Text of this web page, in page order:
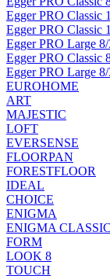
Egger PRO Classic
Egger PRO Classic
Egger PRO Large
Egger PRO Classic
Egger PRO Large
EUROHOME
ART
MAJESTIC
LOFT
EVERSENSE
FLOORPAN
FORESTFLOOR
IDEAL
CHOICE
ENIGMA
ENIGMA CLASSIC
FORM
LOOK 8
TOUCH